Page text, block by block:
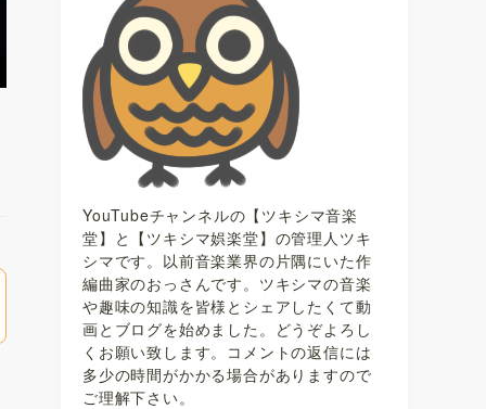
YouTubeチャンネルの【ツキシマ音楽
堂】と【ツキシマ娯楽堂】の管理人ツキ
シマです。以前音楽業界の片隅にいた作
編曲家のおっさんです。ツキシマの音楽
や趣味の知識を皆様とシェアしたくて動
画とブログを始めました。どうぞよろし
くお願い致します。コメントの返信には
多少の時間がかかる場合がありますので
ご理解下さい。